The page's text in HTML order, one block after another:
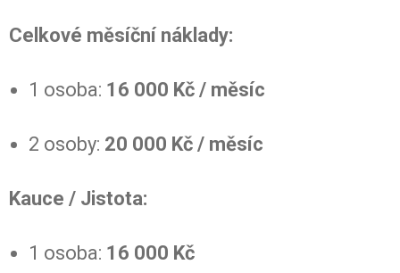
Celkové měsíční náklady:
1 osoba: 16 000 Kč / měsíc
2 osoby: 20 000 Kč / měsíc
Kauce / Jistota:
1 osoba: 16 000 Kč